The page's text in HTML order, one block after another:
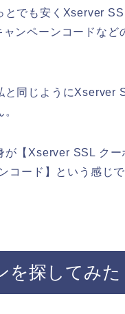
とでも安くXserver
ンペーンコードなど
同じようにXserver
が【Xserver SSL ク
コード】という感じ
を探してみた